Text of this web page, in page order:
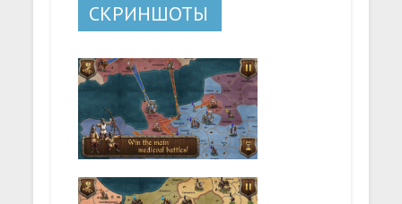
СКРИНШОТЫ